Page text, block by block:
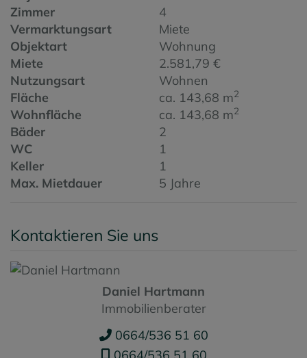
Zimmer
4
Vermarktungsart
Miete
Objektart
Wohnung
Miete
2.581,79 €
Nutzungsart
Wohnen
Fläche
ca. 143,68 m2
Wohnfläche ca. 143,68 m2
Bäder
2
WC
1
Keller
1
Max. Mietdauer
5 Jahre
Kontaktieren Sie uns
Daniel Hartmann
Immobilienberater
0664/536 51 60